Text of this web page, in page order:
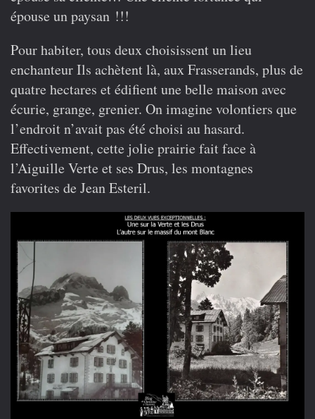
épouse un paysan !!!
Pour habiter, tous deux choisissent un lieu
enchanteur Ils achètent là, aux Frasserands, plus de
quatre hectares et édifient une belle maison avec
écurie, grange, grenier. On imagine volontiers que
l’endroit n’avait pas été choisi au hasard.
Effectivement, cette jolie prairie fait face à
l’Aiguille Verte et ses Drus, les montagnes
favorites de Jean Esteril.